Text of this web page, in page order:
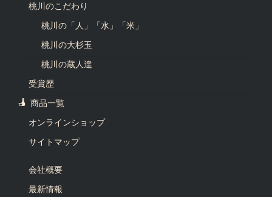
桃川のこだわり
桃川の「人」「水」「米」
桃川の大杉玉
桃川の蔵人達
受賞歴
商品一覧
オンラインショップ
サイトマップ
会社概要
最新情報